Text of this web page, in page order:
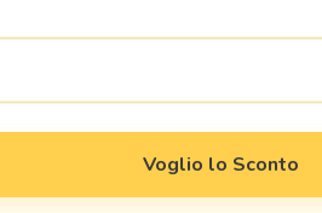
Voglio lo Sconto